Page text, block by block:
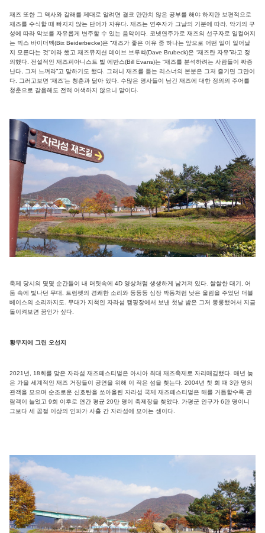
재즈 또한 그 역사와 갈래를 제대로 알려면 결코 만만치 않은 공부를 해야 하지만 보편적으로
재즈를 수식할 때 빠지지 않는 단어가 자유다. 재즈는 연주자가 그날의 기분에 따라, 악기의 구
성에 따라 악보를 자유롭게 변주할 수 있는 음악이다. 코넷연주가로 재즈의 선구자로 일컬어지
는 빅스 바이더벡(Bix Beiderbecke)은 “재즈가 좋은 이유 중 하나는 앞으로 어떤 일이 일어날
지 모른다는 것”이라 했고 재즈뮤지션 데이브 브루벡(Dave Brubeck)은 “재즈란 자유”라고 정
의했다. 전설적인 재즈피아니스트 빌 에반스(Bill Evans)는 “재즈를 분석하려는 사람들이 짜증
난다, 그저 느껴라”고 말하기도 했다. 그러니 재즈를 듣는 리스너의 본분은 그저 즐기면 그만이
다. 그러고보면 ‘재즈’는 청춘과 닮아 있다. 수많은 명사들이 남긴 재즈에 대한 정의의 주어를
청춘으로 갈음해도 전혀 어색하지 않으니 말이다.
축제 당시의 몇몇 순간들이 내 머릿속에 4D 영상처럼 생생하게 남겨져 있다. 쌀쌀한 대기, 어
둠 속에 빛나던 무대, 트럼펫의 경쾌한 소리와 둥둥둥 심장 박동처럼 낮은 울림을 주었던 더블
베이스의 소리까지도. 무대가 지척인 자라섬 캠핑장에서 보낸 첫날 밤은 그저 몽롱했어서 지금
돌이켜보면 꿈인가 싶다.
황무지에 그린 오선지
2021년, 18회를 맞은 자라섬 재즈페스티벌은 아시아 최대 재즈축제로 자리매김했다. 매년 늦
은 가을 세계적인 재즈 거장들이 공연을 위해 이 작은 섬을 찾는다. 2004년 첫 회 때 3만 명의
관객을 모으며 순조로운 신호탄을 쏘아올린 자라섬 국제 재즈페스티벌은 해를 거듭할수록 관
람객이 늘었고 9회 이후로 연간 평균 20만 명이 축제장을 찾았다. 가평군 인구가 6만 명이니
그보다 세 곱절 이상의 인파가 사흘 간 자라섬에 모이는 셈이다.